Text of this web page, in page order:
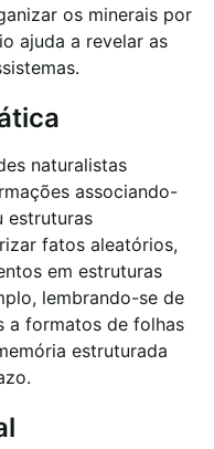
os minerais por
ajuda a revelar as
naturalistas
associando-
estruturas
fatos aleatórios,
em estruturas
lembrando-se de
a formatos de folhas
estruturada